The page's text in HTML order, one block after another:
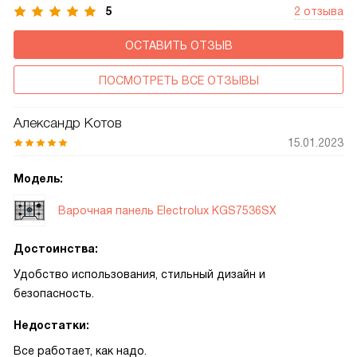
расходом газа, а также обеспечивает безопасность
благодаря системе автоматического поджига и защите
5 2 отзыва
ОСТАВИТЬ ОТЗЫВ
ПОСМОТРЕТЬ ВСЕ ОТЗЫВЫ
Александр Котов
15.01.2023
Модель:
Варочная панель Electrolux KGS7536SX
Достоинства:
Удобство использования, стильный дизайн и
безопасность.
Недостатки:
Все работает, как надо.